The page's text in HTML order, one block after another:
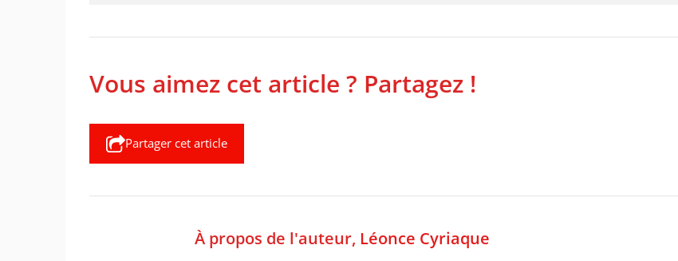
Vous aimez cet article ? Partagez !
Partager cet article
À propos de l'auteur, Léonce Cyriaque